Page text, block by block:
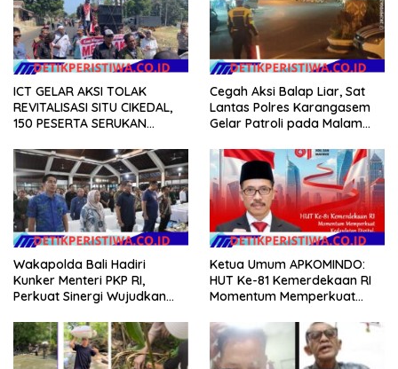
ICT GELAR AKSI TOLAK
REVITALISASI SITU CIKEDAL,
150 PESERTA SERUKAN
Cegah Aksi Balap Liar, Sat
Lantas Polres Karangasem
Gelar Patroli pada Malam
Wakapolda Bali Hadiri
Kunker Menteri PKP RI,
Perkuat Sinergi Wujudkan
Masyarakat
Ketua Umum APKOMINDO:
HUT Ke-81 Kemerdekaan RI
Momentum Memperkuat
Teknologi, dan Kepastian
Hukum Menuju Indonesia
Emas 2045